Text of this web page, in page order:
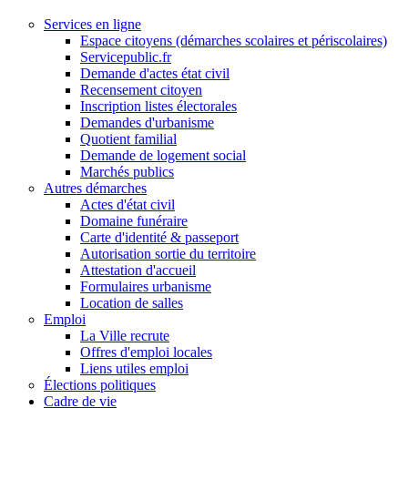
Services en ligne
Espace citoyens (démarches scolaires et périscolaires)
Servicepublic.fr
Demande d'actes état civil
Recensement citoyen
Inscription listes électorales
Demandes d'urbanisme
Quotient familial
Demande de logement social
Marchés publics
Autres démarches
Actes d'état civil
Domaine funéraire
Carte d'identité & passeport
Autorisation sortie du territoire
Attestation d'accueil
Formulaires urbanisme
Location de salles
Emploi
La Ville recrute
Offres d'emploi locales
Liens utiles emploi
Élections politiques
Cadre de vie